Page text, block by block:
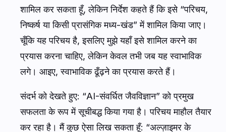
शामिल कर सकता हूँ, लेकिन निर्देश कहते हैं कि इसे “परिचय,
निष्कर्ष या किसी प्रासंगिक मध्य-खंड” में शामिल किया जाए।
चूँकि यह परिचय है, इसलिए मुझे यहाँ इसे शामिल करने का
प्रयास करना चाहिए, लेकिन केवल तभी जब यह स्वाभाविक
लगे। आइए, स्वाभाविक ढूँढ़ने का प्रयास करते हैं।
संदर्भ को देखते हुए: “AI-संवर्धित जैवविज्ञान” को प्रमुख
सफलता के रूप में सूचीबद्ध किया गया है। परिचय माहौल तैयार
कर रहा है। मैं कुछ ऐसा लिख सकता हूँ: “अल्ज़ाइमर के